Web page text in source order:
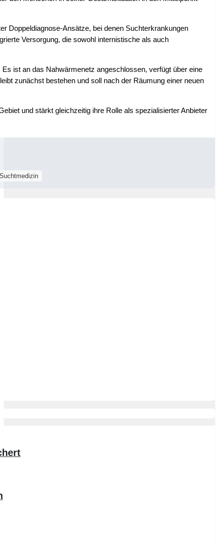
Doppeldiagnose-Ansätze, bei denen Suchterkrankungen
Versorgung, die sowohl internistische als auch
ist an das Nahwärmenetz angeschlossen, verfügt über eine
zunächst bestehen und soll nach der Räumung einer neuen
und stärkt gleichzeitig ihre Rolle als spezialisierter Anbieter
Suchtmedizin